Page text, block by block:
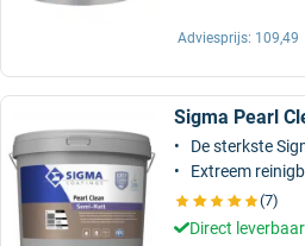
Adviesprijs: 109,49
Sigma Pearl
De sterkste
Extreem
(7)
Direct leverbaar